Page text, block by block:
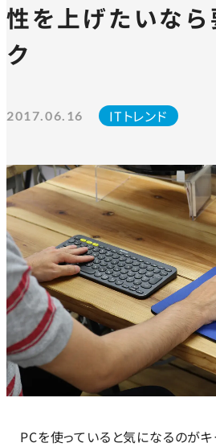
性を上げたいなら
ク
2017.06.16 ITトレンド
PCを使っていると気になるのが